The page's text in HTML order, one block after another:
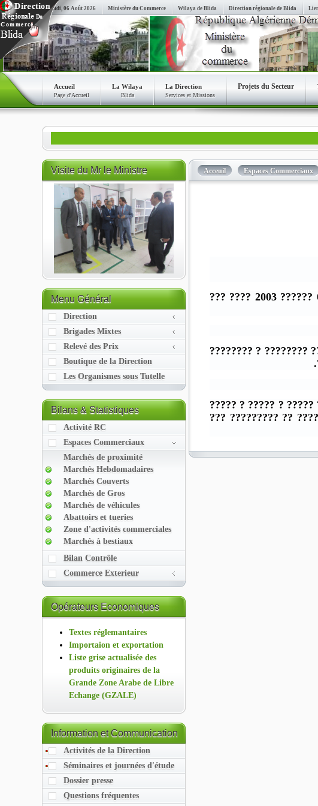
Jeudi, 06 Août 2026 Ministère du Commerce Wilaya de Blida Direction régionale de Blida
Accueil
Page d'Accueil
La Wilaya
Blida
La Direction
Services et Missions
Projets du Secteur
Acceuil Espaces Commerciaux
05 ?????? 2003 ???? ???
???? ????????
?? ???????? ???????
????? ?????????
Visitedu Mr le Ministre
MenuGénéral
Direction
Brigades Mixtes
Relevé des Prix
Boutique de la Direction
Les Organismes sous Tutelle
Bilans& Statistiques
Activité RC
Espaces Commerciaux
Marchés de proximité
Marchés Hebdomadaires
Marchés Couverts
Marchés de Gros
Marchés de véhicules
Abattoirs et tueries
Zone d'activités commerciales
Marchés à bestiaux
Bilan Contrôle
Commerce Exterieur
OpérateursEconomiques
Textes réglemantaires
Importaion et exportation
Liste grise actualisée des
produits originaires de la
Grande Zone Arabe de Libre
Echange (GZALE)
Informationet Communication
Activités de la Direction
Séminaires et journées d'étude
Dossier presse
Questions fréquentes